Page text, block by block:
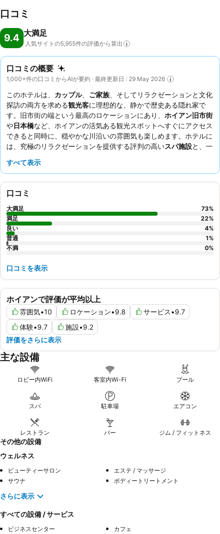
口コミ
9.4 大満足
人気サイトの5,955件の評価から算出
口コミの概要
1,000+件の口コミからAIが要約 · 最終更新日 : 29 May 2026
このホテルは、 カップル、 ご家族 、そしてリラクゼーションと文化
探訪の両方を求める観光客に理想的な、静かで歴史ある隠れ家で
す。旧市街の端という最高のロケーションにあり、 ホイアン旧市街
や日本橋など、ホイアンの活気ある観光スポットへすぐにアクセス
できると同時に、穏やかな川沿いの雰囲気も楽しめます。ホテルに
は、究極のリラクゼーションを提供する評判の高いスパ施設と、一
タッフの温かさと気配り、そして西洋料理とベトナムの地元料理を
楽しめる
すべて表示
ホイアンで評価が平均以上
雰囲気•10 ロケーション•9.8 サービス•9.7
体験•9.7 施設•9.2
評価をさらに表示
口コミ
大満足 73%
満足
22%
良い
4%
普通
1%
不満
0%
口コミを表示
主な設備
ロビー内WiFi 客室内Wi-Fi プール
スパ 駐車場 エアコン
レストラン バー ジム / フィットネス
その他の設備
ウェルネス
ビューティーサロン
エステ / マッサージ
サウナ
ボディートリートメント
さらに表示
すべての設備 / サービス
ビジネスセンター カフェ